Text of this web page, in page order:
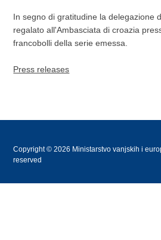
In segno di gratitudine la delegazione
regalato all'Ambasciata di croazia
francobolli della serie emessa.
Press releases
Copyright © 2026 Ministarstvo vanjskih i
reserved